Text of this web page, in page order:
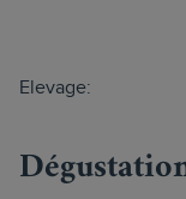
Elevage: